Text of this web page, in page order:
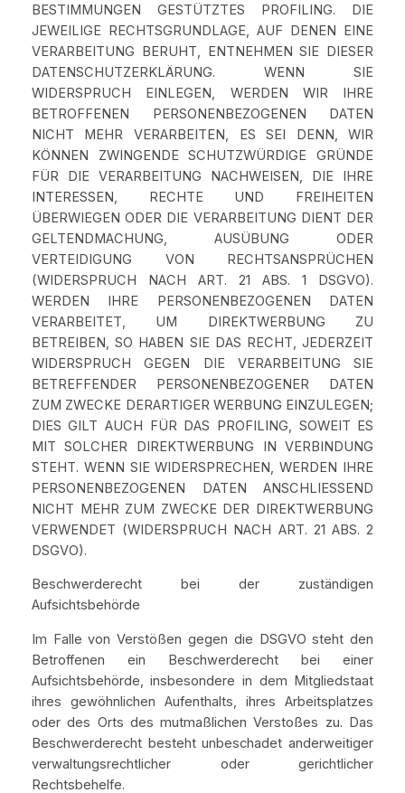
BESTIMMUNGEN GESTÜTZTES PROFILING. DIE
JEWEILIGE RECHTSGRUNDLAGE, AUF DENEN EINE
VERARBEITUNG BERUHT, ENTNEHMEN SIE DIESER
DATENSCHUTZERKLÄRUNG. WENN SIE
WIDERSPRUCH EINLEGEN, WERDEN WIR IHRE
BETROFFENEN PERSONENBEZOGENEN DATEN
NICHT MEHR VERARBEITEN, ES SEI DENN, WIR
KÖNNEN ZWINGENDE SCHUTZWÜRDIGE GRÜNDE
FÜR DIE VERARBEITUNG NACHWEISEN, DIE IHRE
INTERESSEN, RECHTE UND FREIHEITEN
ÜBERWIEGEN ODER DIE VERARBEITUNG DIENT DER
GELTENDMACHUNG, AUSÜBUNG ODER
VERTEIDIGUNG VON RECHTSANSPRÜCHEN
(WIDERSPRUCH NACH ART. 21 ABS. 1 DSGVO).
WERDEN IHRE PERSONENBEZOGENEN DATEN
VERARBEITET, UM DIREKTWERBUNG ZU
BETREIBEN, SO HABEN SIE DAS RECHT, JEDERZEIT
WIDERSPRUCH GEGEN DIE VERARBEITUNG SIE
BETREFFENDER PERSONENBEZOGENER DATEN
ZUM ZWECKE DERARTIGER WERBUNG EINZULEGEN;
DIES GILT AUCH FÜR DAS PROFILING, SOWEIT ES
MIT SOLCHER DIREKTWERBUNG IN VERBINDUNG
STEHT. WENN SIE WIDERSPRECHEN, WERDEN IHRE
PERSONENBEZOGENEN DATEN ANSCHLIESSEND
NICHT MEHR ZUM ZWECKE DER DIREKTWERBUNG
VERWENDET (WIDERSPRUCH NACH ART. 21 ABS. 2
DSGVO).
Beschwerderecht bei der zuständigen
Aufsichtsbehörde
Im Falle von Verstößen gegen die DSGVO steht den
Betroffenen ein Beschwerderecht bei einer
Aufsichtsbehörde, insbesondere in dem Mitgliedstaat
ihres gewöhnlichen Aufenthalts, ihres Arbeitsplatzes
oder des Orts des mutmaßlichen Verstoßes zu. Das
Beschwerderecht besteht unbeschadet anderweitiger
verwaltungsrechtlicher oder gerichtlicher
Rechtsbehelfe.